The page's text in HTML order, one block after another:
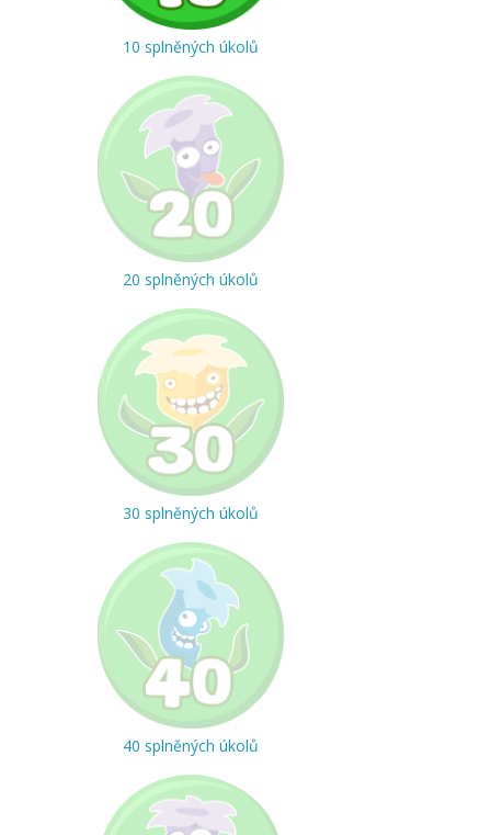
10 splněných úkolů
20 splněných úkolů
30 splněných úkolů
40 splněných úkolů